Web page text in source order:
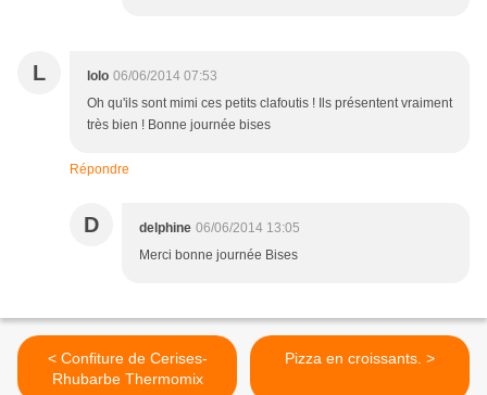
L lolo 06/06/2014 07:53
Oh qu'ils sont mimi ces petits clafoutis ! Ils présentent vraiment
très bien ! Bonne journée bises
Répondre
D delphine 06/06/2014 13:05
Merci bonne journée Bises
< Confiture de Cerises-
Rhubarbe Thermomix
Pizza en croissants. >